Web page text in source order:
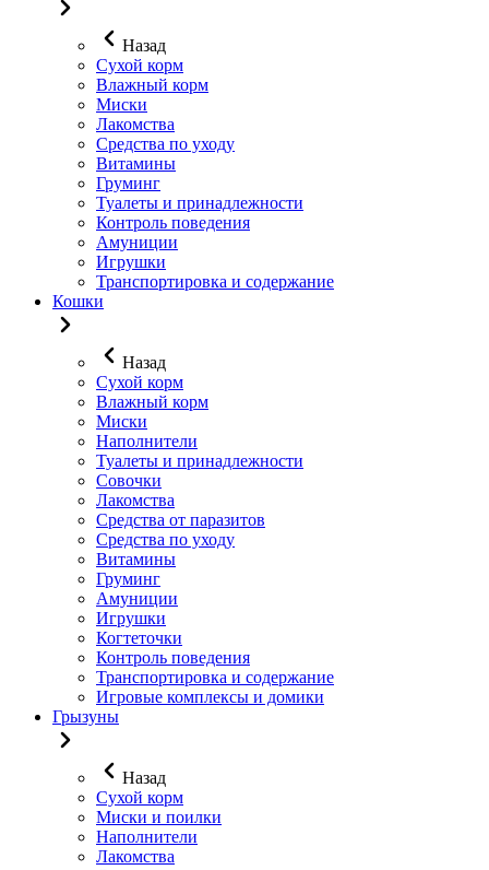
Назад
Сухой корм
Влажный корм
Миски
Лакомства
Средства по уходу
Витамины
Груминг
Туалеты и принадлежности
Контроль поведения
Амуниции
Игрушки
Транспортировка и содержание
Кошки
Назад
Сухой корм
Влажный корм
Миски
Наполнители
Туалеты и принадлежности
Совочки
Лакомства
Средства от паразитов
Средства по уходу
Витамины
Груминг
Амуниции
Игрушки
Когтеточки
Контроль поведения
Транспортировка и содержание
Игровые комплексы и домики
Грызуны
Назад
Сухой корм
Миски и поилки
Наполнители
Лакомства